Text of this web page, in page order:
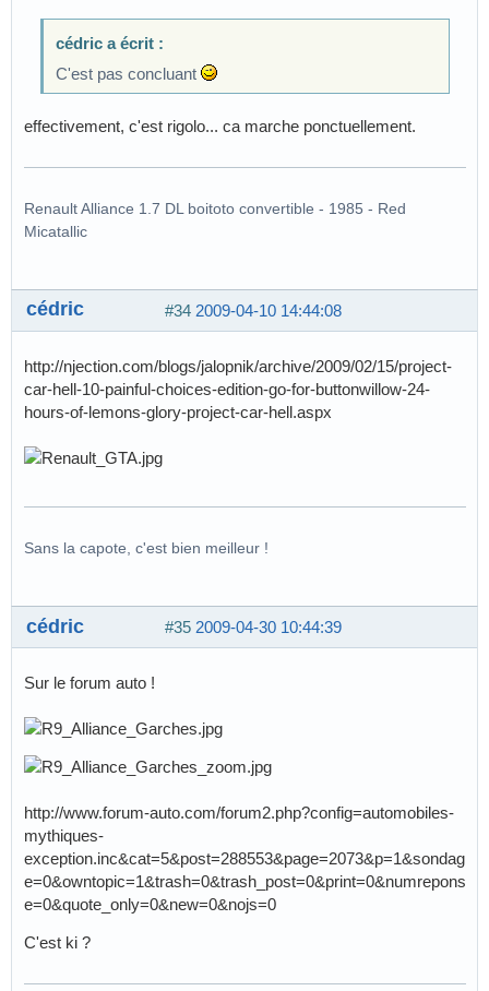
cédric a écrit :
C'est pas concluant
effectivement, c'est rigolo... ca marche ponctuellement.
Renault Alliance 1.7 DL boitoto convertible - 1985 - Red
Micatallic
#34 2009-04-10 14:44:08
cédric
http://njection.com/blogs/jalopnik/archive/2009/02/15/project-
car-hell-10-painful-choices-edition-go-for-buttonwillow-24-
hours-of-lemons-glory-project-car-hell.aspx
Sans la capote, c'est bien meilleur !
#35 2009-04-30 10:44:39
cédric
Sur le forum auto !
http://www.forum-auto.com/forum2.php?config=automobiles-
mythiques-
exception.inc&cat=5&post=288553&page=2073&p=1&sondag
e=0&owntopic=1&trash=0&trash_post=0&print=0&numrepons
e=0&quote_only=0&new=0&nojs=0
C'est ki ?